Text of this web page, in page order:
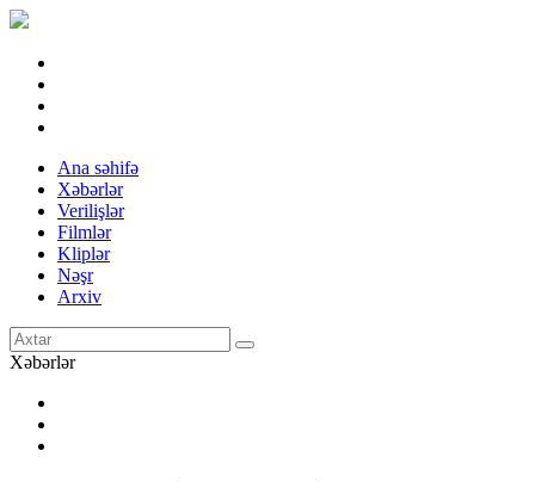
Ana səhifə
Xəbərlər
Verilişlər
Filmlər
Kliplər
Nəşr
Arxiv
Xəbərlər